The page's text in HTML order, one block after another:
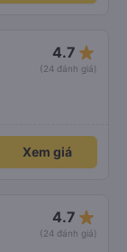
4.7 star_rate
(24 đánh giá)
Xem giá
4.7 star_rate
(24 đánh giá)